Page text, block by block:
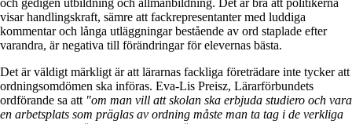
visar handlingskraft, sämre att fackrepresentanter med luddiga
kommentar och långa utläggningar bestående av ord staplade efter
varandra, är negativa till förändringar för elevernas bästa.
Det är väldigt märkligt är att lärarnas fackliga företrädare inte tycker att
ordningsomdömen ska införas. Eva-Lis Preisz, Lärarförbundets
ordförande sa att "om man vill att skolan ska erbjuda studiero och vara
en arbetsplats som präglas av ordning måste man ta tag i de verkliga